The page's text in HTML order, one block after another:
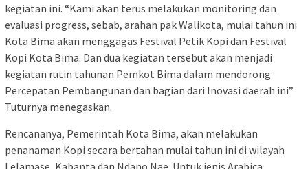
kegiatan ini. “Kami akan terus melakukan monitoring dan
evaluasi progress, sebab, arahan pak Walikota, mulai tahun ini
Kota Bima akan menggagas Festival Petik Kopi dan Festival
Kopi Kota Bima. Dan dua kegiatan tersebut akan menjadi
kegiatan rutin tahunan Pemkot Bima dalam mendorong
Percepatan Pembangunan dan bagian dari Inovasi daerah ini”
Tuturnya menegaskan.
Rencananya, Pemerintah Kota Bima, akan melakukan
penanaman Kopi secara bertahan mulai tahun ini di wilayah
Lelamase, Kabanta dan Ndano Nae. Untuk jenis Arabica,